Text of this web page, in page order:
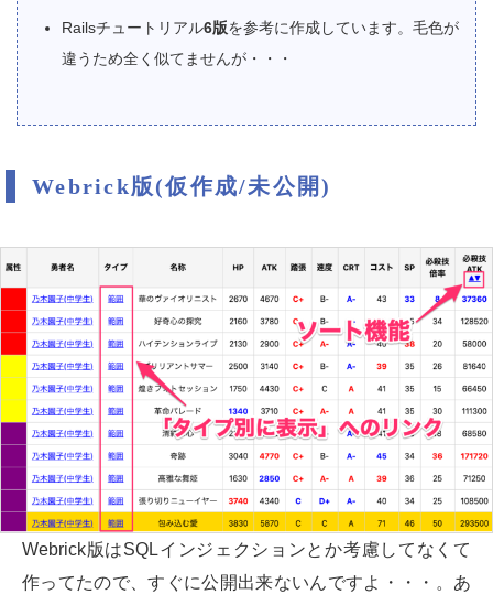
Railsチュートリアル6版を参考に作成しています。毛色が
違うため全く似てませんが・・・
Webrick版(仮作成/未公開)
Webrick版はSQLインジェクションとか考慮してなくて
作ってたので、すぐに公開出来ないんですよ・・・。あ